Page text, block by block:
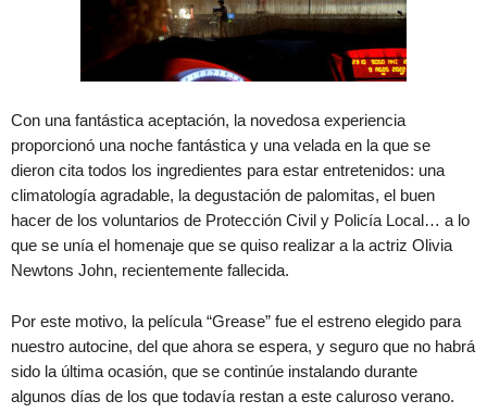
Con una fantástica aceptación, la novedosa experiencia
proporcionó una noche fantástica y una velada en la que se
dieron cita todos los ingredientes para estar entretenidos: una
climatología agradable, la degustación de palomitas, el buen
hacer de los voluntarios de Protección Civil y Policía Local… a lo
que se unía el homenaje que se quiso realizar a la actriz Olivia
Newtons John, recientemente fallecida.
Por este motivo, la película “Grease” fue el estreno elegido para
nuestro autocine, del que ahora se espera, y seguro que no habrá
sido la última ocasión, que se continúe instalando durante
algunos días de los que todavía restan a este caluroso verano.